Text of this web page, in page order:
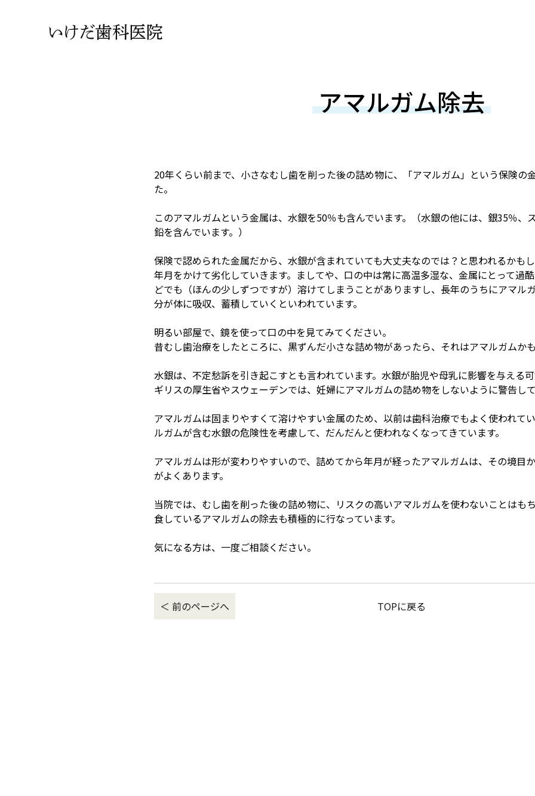
アマルガム除去
20年くらい前まで、小さなむし歯を削った後の詰め物に、「アマルガム」という保険の
た。
このアマルガムという金属は、水銀を50％も含んでいます。（水銀の他には、銀35％、
鉛を含んでいます。）
保険で認められた金属だから、水銀が含まれていても大丈夫なのでは？と思われるかも
年月をかけて劣化していきます。ましてや、口の中は常に高温多湿な、金属にとって過
どでも（ほんの少しずつですが）溶けてしまうことがありますし、長年のうちにアマル
分が体に吸収、蓄積していくといわれています。
明るい部屋で、鏡を使って口の中を見てみてください。
昔むし歯治療をしたところに、黒ずんだ小さな詰め物があったら、それはアマルガムかも
水銀は、不定愁訴を引き起こすとも言われています。水銀が胎児や母乳に影響を与える
ギリスの厚生省やスウェーデンでは、妊婦にアマルガムの詰め物をしないように警告して
アマルガムは固まりやすくて溶けやすい金属のため、以前は歯科治療でもよく使われて
ルガムが含む水銀の危険性を考慮して、だんだんと使われなくなってきています。
アマルガムは形が変わりやすいので、詰めてから年月が経ったアマルガムは、その境目
がよくあります。
当院では、むし歯を削った後の詰め物に、リスクの高いアマルガムを使わないことはも
食しているアマルガムの除去も積極的に行なっています。
気になる方は、一度ご相談ください。
＜ 前のページへ TOPに戻る